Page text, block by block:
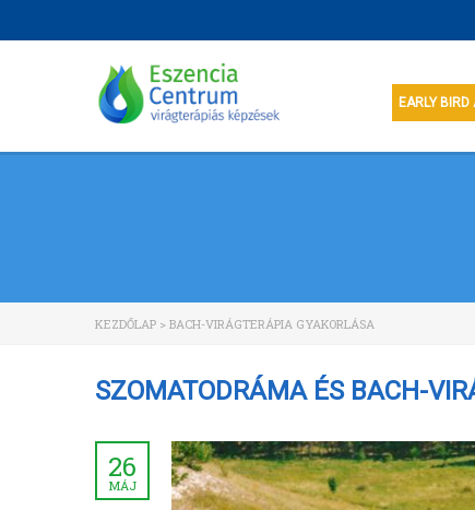
EARLY BIRD
KEZDŐLAP > BACH-VIRÁGTERÁPIA GYAKORLÁSA
SZOMATODRÁMA ÉS BACH-
26
MÁJ